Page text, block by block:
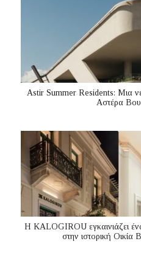
Astir Summer Residents: Μια
Αστέρα
Η KALOGIROU εγκαινιάζει
στην ιστορική Οικία